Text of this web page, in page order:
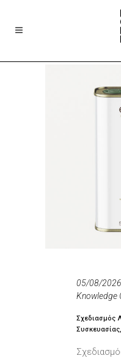
05/08/2026
Knowledge
Σχεδιασμός